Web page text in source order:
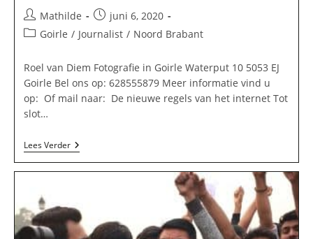
Bericht
auteur:
Mathilde
Bericht
gepubliceerd
juni 6, 2020
Berichtcategorie:
Goirle / Journalist / Noord Brabant
Roel van Diem Fotografie in Goirle Waterput 10 5053 EJ
Goirle Bel ons op: 628555879 Meer informatie vind u
op: Of mail naar: De nieuwe regels van het internet Tot
slot…
Lees VerderRoel
Van